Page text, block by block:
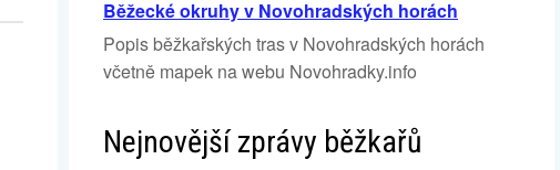
Běžecké okruhy v Novohradských horách
Popis běžkařských tras v Novohradských horách
včetně mapek na webu Novohradky.info
Nejnovější zprávy běžkařů